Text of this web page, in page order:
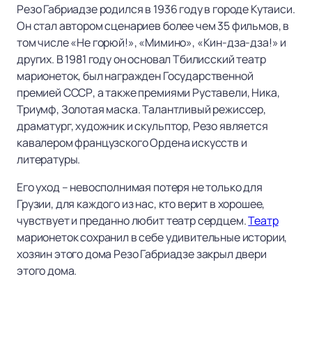
Резо Габриадзе родился в 1936 году в городе Кутаиси.
Он стал автором сценариев более чем 35 фильмов, в
том числе «Не горюй!», «Мимино», «Кин-дза-дза!» и
других. В 1981 году он основал Тбилисский театр
марионеток, был награжден Государственной
премией СССР, а также премиями Руставели, Ника,
Триумф, Золотая маска. Талантливый режиссер,
драматург, художник и скульптор, Резо является
кавалером французского Ордена искусств и
литературы.
Его уход – невосполнимая потеря не только для
Грузии, для каждого из нас, кто верит в хорошее,
чувствует и преданно любит театр сердцем.Театр
марионеток сохранил в себе удивительные истории,
хозяин этого дома Резо Габриадзе закрыл двери
этого дома.